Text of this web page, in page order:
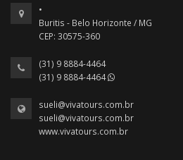
•
Buritis - Belo Horizonte / MG
CEP: 30575-360
(31) 9 8884-4464
(31) 9 8884-4464
sueli@vivatours.com.br
sueli@vivatours.com.br
www.vivatours.com.br